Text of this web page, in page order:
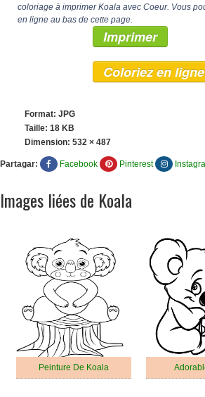
coloriage à imprimer Koala avec Coeur. Vous
en ligne au bas de cette page.
Imprimer
Coloriez en ligne
Format: JPG
Taille: 18 KB
Dimension: 532 × 487
Partagar: Facebook Pinterest
Images liées de Koala
Peinture De Koala